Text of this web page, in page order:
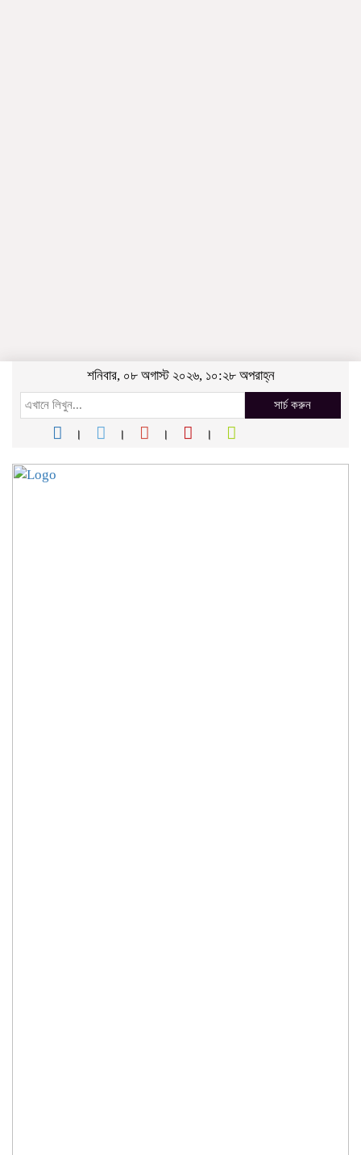
শনিবার, ০৮ অগাস্ট ২০২৬, ১০:২৮ অপরাহ্ন
সার্চ করুন